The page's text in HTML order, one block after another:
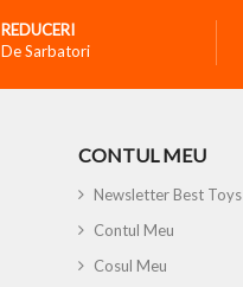
REDUCERI
De Sarbatori
CONTUL MEU
Newsletter Best Toys
Contul Meu
Cosul Meu